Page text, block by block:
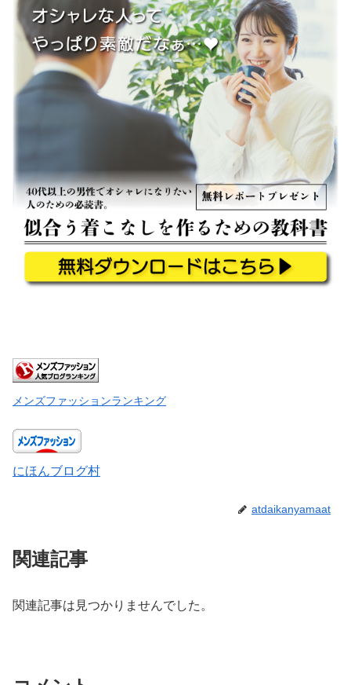
メンズファッションランキング
にほんブログ村
atdaikanyamaat
関連記事
関連記事は見つかりませんでした。